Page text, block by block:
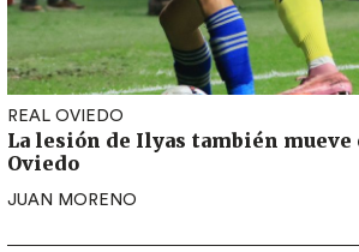
REAL OVIEDO
La lesión de Ilyas también mueve
Oviedo
JUAN MORENO